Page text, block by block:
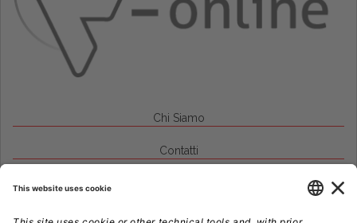
Chi Siamo
Contatti
Note Legali